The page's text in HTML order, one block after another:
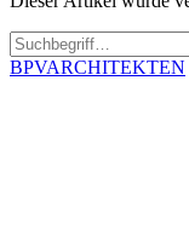
BPVARCHITEKTEN